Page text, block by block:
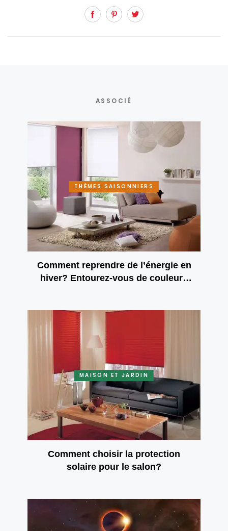
FacebookPinterest
ASSOCIÉ
THÈMES SAISONNIERS
Comment reprendre de l’énergie en
hiver? Entourez-vous de couleurs
MAISON ET JARDIN
Comment choisir la protection
solaire pour le salon?